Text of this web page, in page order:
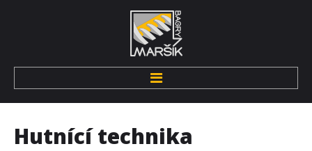
Hutnící technika